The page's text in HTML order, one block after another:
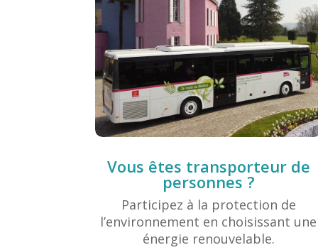
Vous êtes transporteur de
personnes ?
Participez à la protection de
l’environnement en choisissant une
énergie renouvelable.